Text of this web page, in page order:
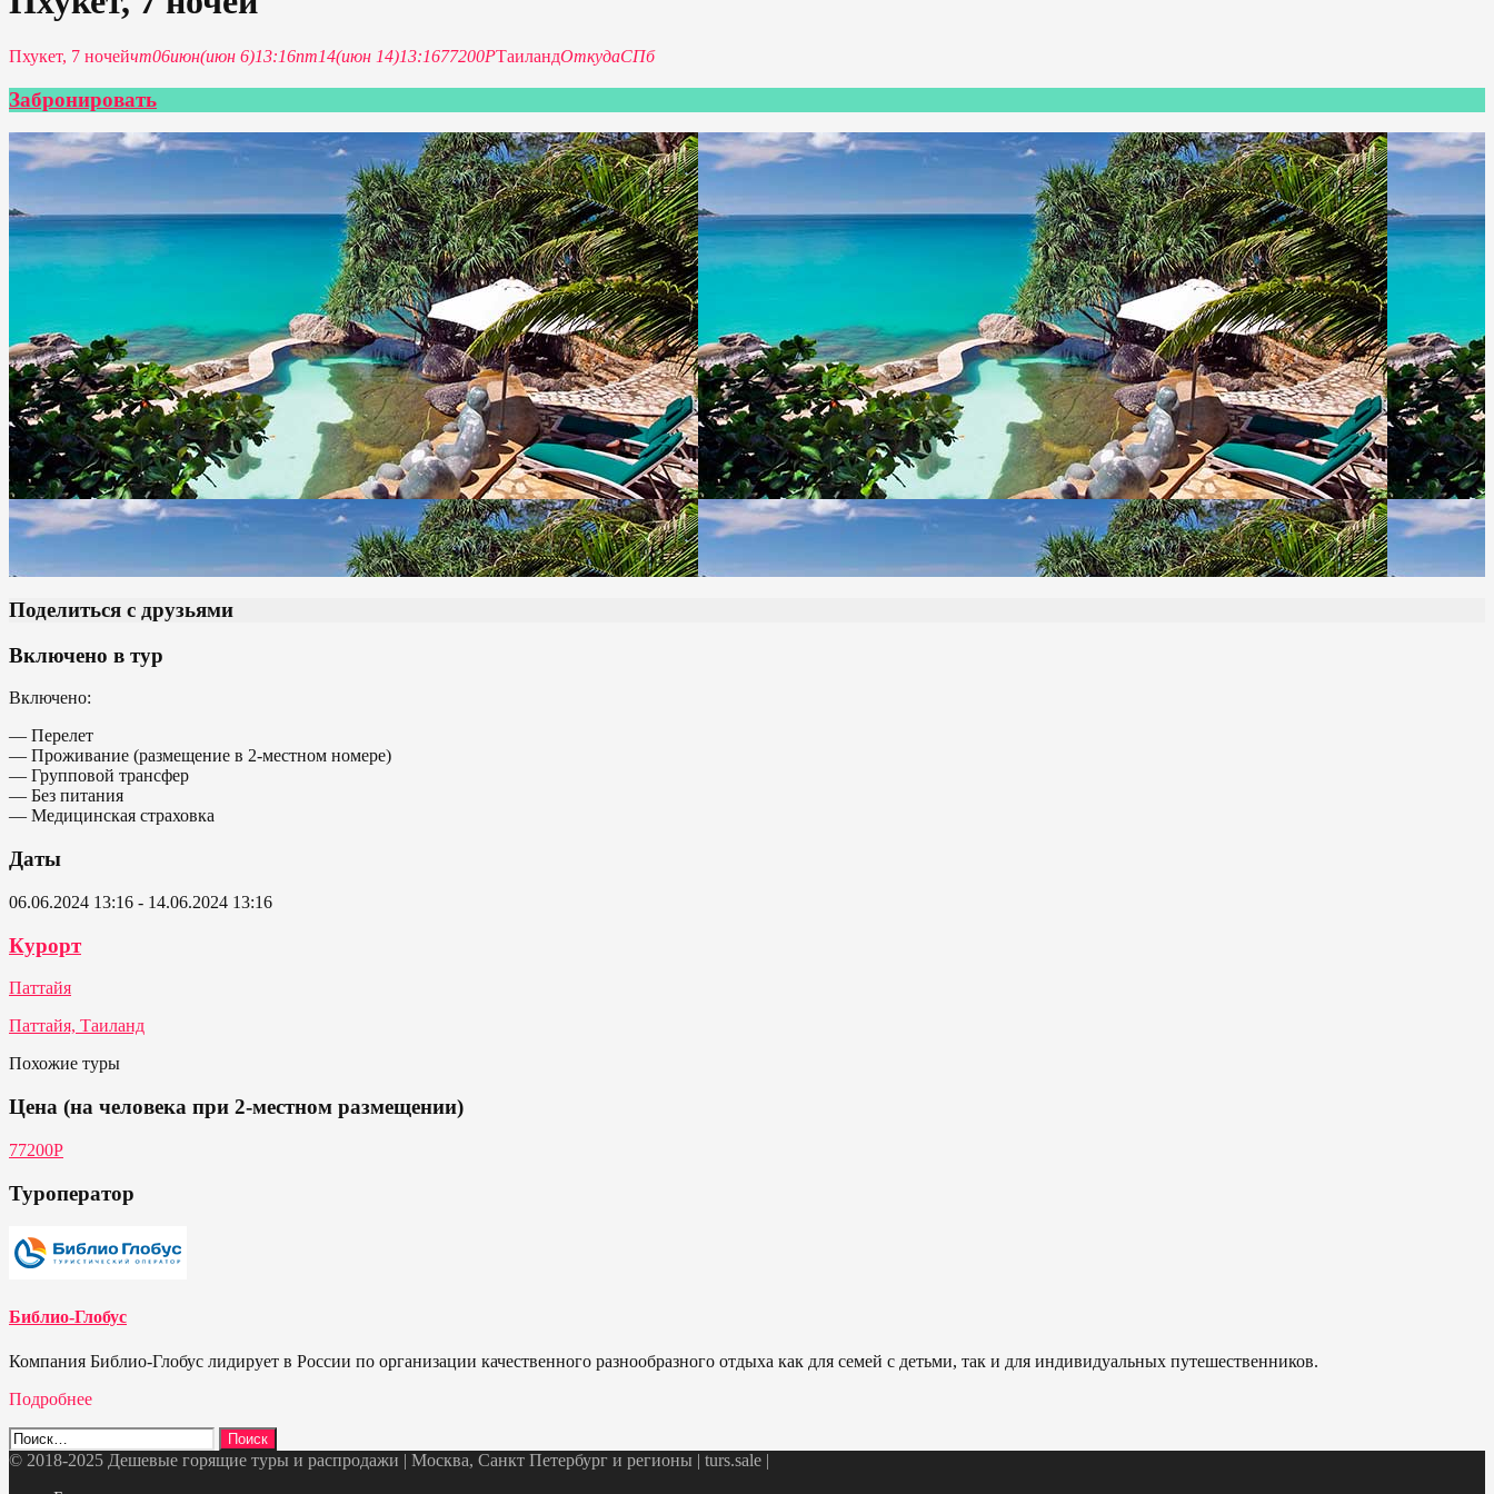
Пхукет, 7 ночейчт06июн(июн 6)13:16пт14(июн 14)13:1677200РТаиландОткудаСПб
Забронировать
Поделиться с друзьями
Включено в тур
Включено:
— Перелет
— Проживание (размещение в 2-местном номере)
— Групповой трансфер
— Без питания
— Медицинская страховка
Даты
06.06.2024 13:16 - 14.06.2024 13:16
Курорт
Паттайя
Паттайя, Таиланд
Похожие туры
Цена (на человека при 2-местном размещении)
77200Р
Туроператор
Библио-Глобус
Компания Библио-Глобус лидирует в России по организации качественного разнообразного отдыха как для семей с детьми, так и для индивидуальных путешественников.
Подробнее
Найти:
© 2018-2025 Дешевые горящие туры и распродажи | Москва, Санкт Петербург и регионы | turs.sale |